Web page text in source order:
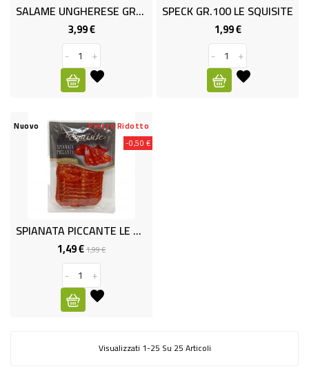
SALAME UNGHERESE GR350 GLI SQU
3,99 €Prezzo
-
+
SPECK GR.100 LE SQUISITE
1,99 €Prezzo
-
+
Nuovo
-0,50 €
Prezzo Ridotto
SPIANATA PICCANTE LE SQUISITE GR.120
1,49 €Prezzo
base
1,99 €Prezzo
-
+
Visualizzati 1-25 Su 25 Articoli